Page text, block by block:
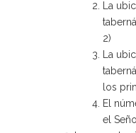
La
2)
La
los
El
el